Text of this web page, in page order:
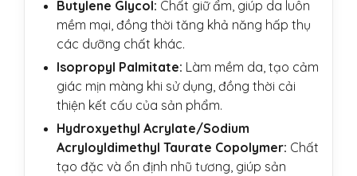
Butylene Glycol: Chất giữ ẩm, giúp da luôn
mềm mại, đồng thời tăng khả năng hấp thụ
các dưỡng chất khác.
Isopropyl Palmitate: Làm mềm da, tạo cảm
giác mịn màng khi sử dụng, đồng thời cải
thiện kết cấu của sản phẩm.
Hydroxyethyl Acrylate/Sodium
Acryloyldimethyl Taurate Copolymer: Chất
tạo đặc và ổn định nhũ tương, giúp sản